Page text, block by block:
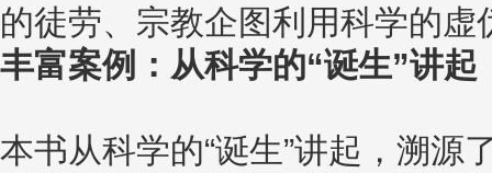
的徒劳、宗教企图利用科学的虚
丰富案例：从科学的“诞生”讲
本书从科学的“诞生”讲起，溯源